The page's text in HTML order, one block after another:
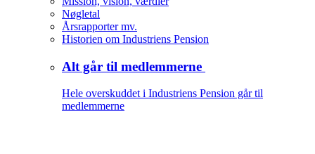
Nøgletal
Årsrapporter mv.
Historien om Industriens Pension
Alt går til medlemmerne
Hele overskuddet i Industriens Pension går til
medlemmerne